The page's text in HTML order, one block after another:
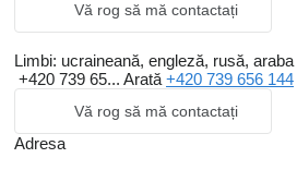
Vă rog să mă contactați
Limbi: ucraineană, engleză, rusă, araba
+420 739 65... Arată +420 739 656 144
Vă rog să mă contactați
Adresa